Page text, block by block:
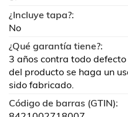
¿Incluye tapa?:
No
¿Qué garantía tiene?:
3 años contra todo
del producto se haga un
sido fabricado.
Código de barras (GTIN):